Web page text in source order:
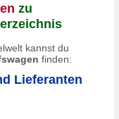
zu
kannst du
finden:
Lieferanten